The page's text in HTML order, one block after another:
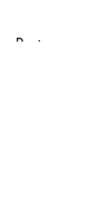
Partager